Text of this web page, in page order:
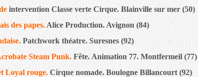
intervention Classe verte Cirque. Blainville sur mer (50)
des papes. Alice Production. Avignon (84)
Patchwork théatre. Suresnes (92)
Steam Punk. Fête. Animation 77. Montfermeil (77)
Loyal rouge. Cirque nomade. Boulogne Billancourt (92)